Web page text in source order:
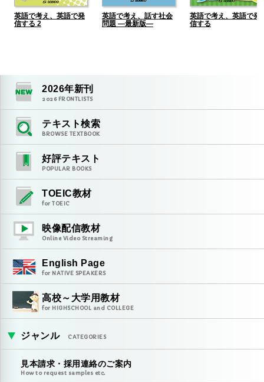
英語で考え、英語で発
信する 2
英語で考え、話す社会
問題 ―最新版―
英語で考え、英語で発
信する
2026年新刊
2026FRONTLISTS
テキスト検索
BROWSE TEXTBOOK
好評テキスト
POPULAR BOOKS
TOEIC教材
for TOEIC
映像配信教材
Online Video Streaming
English Page
for NATIVE SPEAKERS
高校～大学用教材
for HIGHSCHOOL and COLLEGE
ジャンル CATEGORIES
見本請求・採用連絡のご案内
How to request samples etc.